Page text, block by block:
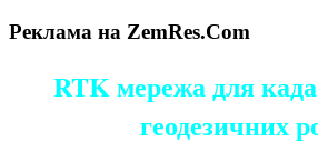
Реклама на ZemRes.Com
RTK мережа для
геодезичних